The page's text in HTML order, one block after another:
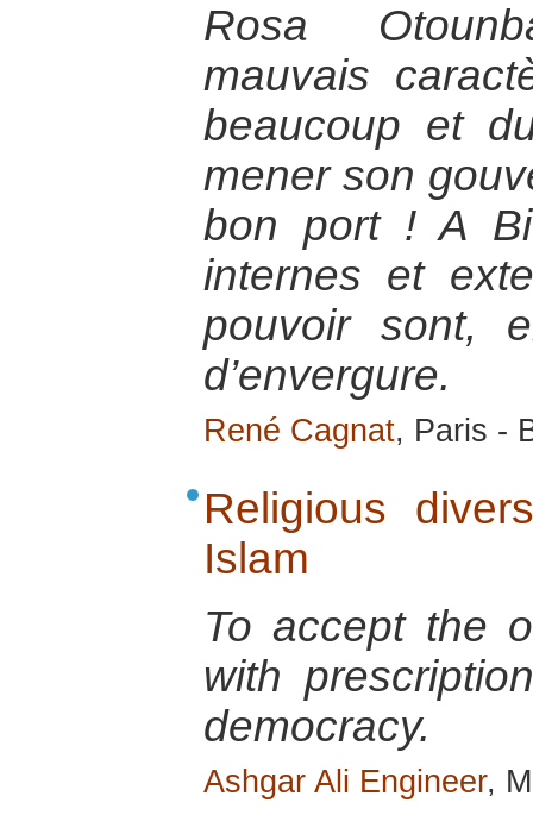
Rosa
mauvais
beaucoup et
mener son
bon port ! A
internes et
pouvoir sont,
d’envergure.
René Cagnat, Paris -
Religious
Islam
To accept the
with
democracy.
Ashgar Ali Engineer,